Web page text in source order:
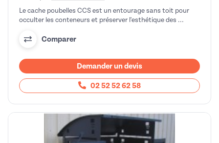
Le cache poubelles CCS est un entourage sans toit pour
occulter les conteneurs et préserver l'esthétique des ...
Comparer
Demander un devis
02 52 52 62 58